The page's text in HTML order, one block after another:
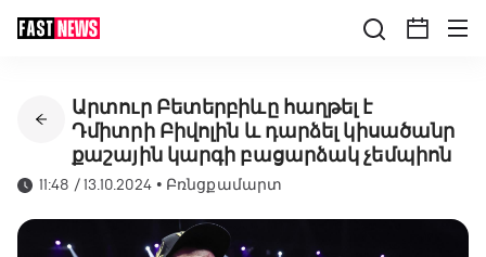
Արտուր Բետերբիևը հաղթել է
Դմիտրի Բիվոլին և դարձել կիսածանր
քաշային կարգի բացարձակ չեմպիոն
11:48 / 13.10.2024 • Բռնցքամարտ